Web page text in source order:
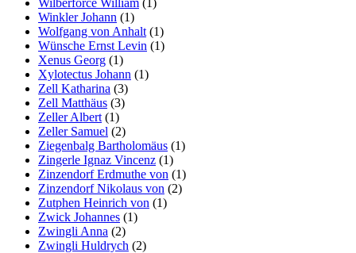
Winkler Johann (1)
Wolfgang von Anhalt (1)
Wünsche Ernst Levin (1)
Xenus Georg (1)
Xylotectus Johann (1)
Zell Katharina (3)
Zell Matthäus (3)
Zeller Albert (1)
Zeller Samuel (2)
Ziegenbalg Bartholomäus (1)
Zingerle Ignaz Vincenz (1)
Zinzendorf Erdmuthe von (1)
Zinzendorf Nikolaus von (2)
Zutphen Heinrich von (1)
Zwick Johannes (1)
Zwingli Anna (2)
Zwingli Huldrych (2)